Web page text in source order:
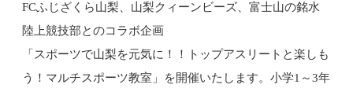
FCふじざくら山梨、山梨クィーンビーズ、富士山の銘水
陸上競技部とのコラボ企画
「スポーツで山梨を元気に！！トップアスリートと楽しも
う！マルチスポーツ教室」を開催いたします。小学1～3年